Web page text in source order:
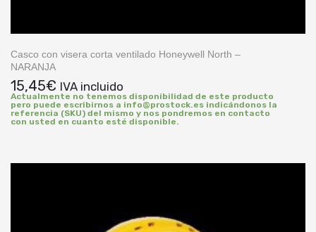
Casco con visera corta ventilado Honeywell North –
NARANJA
15,45€ IVA incluido
Actualmente no tenemos disponibilidad de este producto
pero puede escribirnos a info@prostock.es indicándonos la
referencia (SKU) del mismo y nos pondremos en contacto
con usted en cuanto esté disponible.